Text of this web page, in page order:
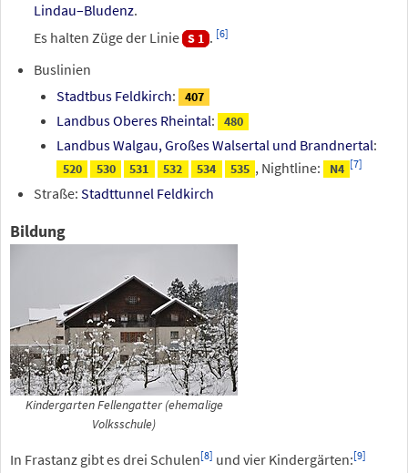
Lindau–Bludenz.
Es halten Züge der Linie S 1 . [6]
Buslinien
Stadtbus Feldkirch: 407
Landbus Oberes Rheintal: 480
Landbus Walgau, Großes Walsertal und Brandnertal:
520 530 531 532 534 535 , Nightline: N4 [7]
Straße: Stadttunnel Feldkirch
Bildung
Kindergarten Fellengatter (ehemalige
Volksschule)
In Frastanz gibt es drei Schulen[8] und vier Kindergärten:[9]